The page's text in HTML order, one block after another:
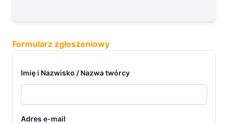
Formularz zgłoszeniowy
Imię i Nazwisko / Nazwa twórcy
Adres e-mail